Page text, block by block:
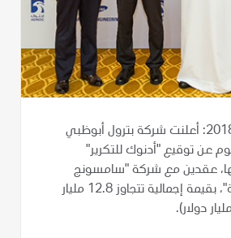
أبوظبي 26 مارس 2018: أعلنت شركة بترول أبوظبي
عن توقيع "أدنوك للتكرير"
لها، عقدين مع شركة "سامسونج
الهندسية المحدودة"، بقيمة إجمالية تتجاوز 12.8 مليار